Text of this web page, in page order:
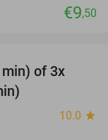
€9,50
45%
of 3x
10.0 star